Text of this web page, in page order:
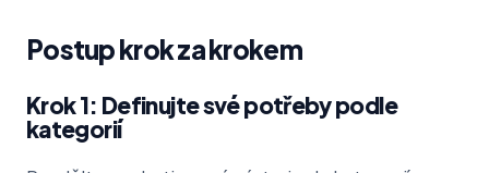
Postup krok za krokem
Krok 1: Definujte své potřeby podle
kategorií